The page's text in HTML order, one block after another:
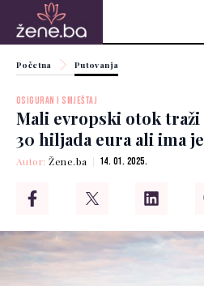
Početna Putovanja
OSIGURAN I SMJEŠTAJ
Mali evropski otok
30 hiljada eura ali ima
Autor:Žene.ba 14. 01. 2025.